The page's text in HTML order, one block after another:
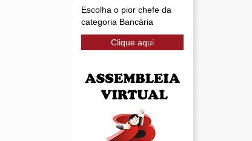
Escolha o pior chefe da
categoria Bancária
Clique aqui